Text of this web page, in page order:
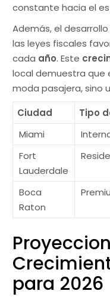
constante hacia el
Además, el
las leyes fiscales
cada año. Este
local demuestra que
moda pasajera, sino
Ciudad
Tipo
Miami
Fort
Lauderdale
Boca
Raton
para 2026